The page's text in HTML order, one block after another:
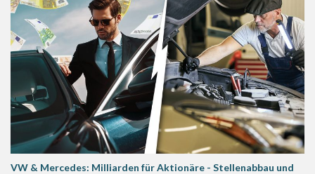
VW & Mercedes: Milliarden für Aktionäre - Stellenabbau und